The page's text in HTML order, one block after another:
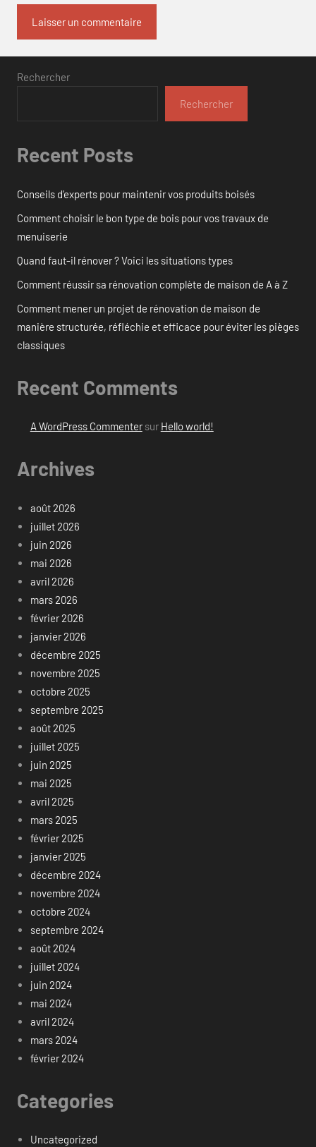
Rechercher
Rechercher
Recent Posts
Conseils d’experts pour maintenir vos produits boisés
Comment choisir le bon type de bois pour vos travaux de
menuiserie
Quand faut-il rénover ? Voici les situations types
Comment réussir sa rénovation complète de maison de A à Z
Comment mener un projet de rénovation de maison de
manière structurée, réfléchie et efficace pour éviter les pièges
classiques
Recent Comments
A WordPress Commentersur Hello world!
Archives
août 2026
juillet 2026
juin 2026
mai 2026
avril 2026
mars 2026
février 2026
janvier 2026
décembre 2025
novembre 2025
octobre 2025
septembre 2025
août 2025
juillet 2025
juin 2025
mai 2025
avril 2025
mars 2025
février 2025
janvier 2025
décembre 2024
novembre 2024
octobre 2024
septembre 2024
août 2024
juillet 2024
juin 2024
mai 2024
avril 2024
mars 2024
février 2024
Categories
Uncategorized